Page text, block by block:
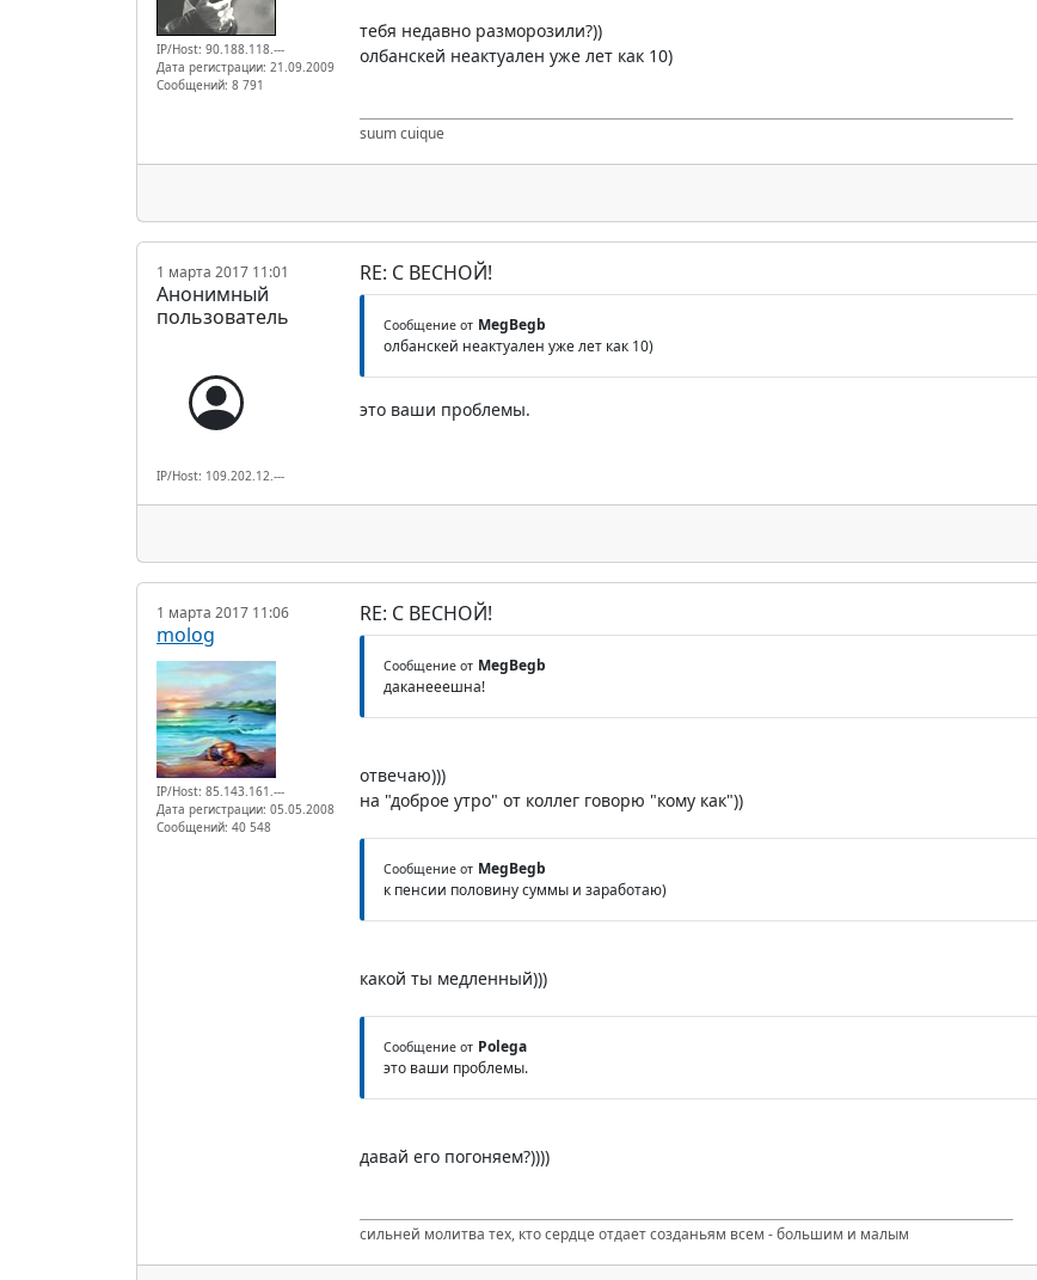
IP/Host: 90.188.118.---
Дата регистрации: 21.09.2009
Сообщений: 8 791
тебя недавно разморозили?))
олбанскей неактуален уже лет как 10)
suum cuique
1 марта 2017 11:01
Анонимный
пользователь
IP/Host: 109.202.12.---
RE: С ВЕСНОЙ!
Сообщение от MegBegb
олбанскей неактуален уже лет как 10)
это ваши проблемы.
1 марта 2017 11:06
molog
IP/Host: 85.143.161.---
Дата регистрации: 05.05.2008
Сообщений: 40 548
RE: С ВЕСНОЙ!
Сообщение от MegBegb
даканееешна!
отвечаю)))
на "доброе утро" от коллег говорю "кому как"))
Сообщение от MegBegb
к пенсии половину суммы и заработаю)
какой ты медленный)))
Сообщение от Polega
это ваши проблемы.
давай его погоняем?))))
сильней молитва тех, кто сердце отдает созданьям всем - большим и малым